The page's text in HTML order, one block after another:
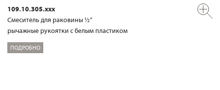
109.10.305.xxx
Смеситель для раковины ½“
рычажные рукоятки с белым пластиком
ПОДРОБНО